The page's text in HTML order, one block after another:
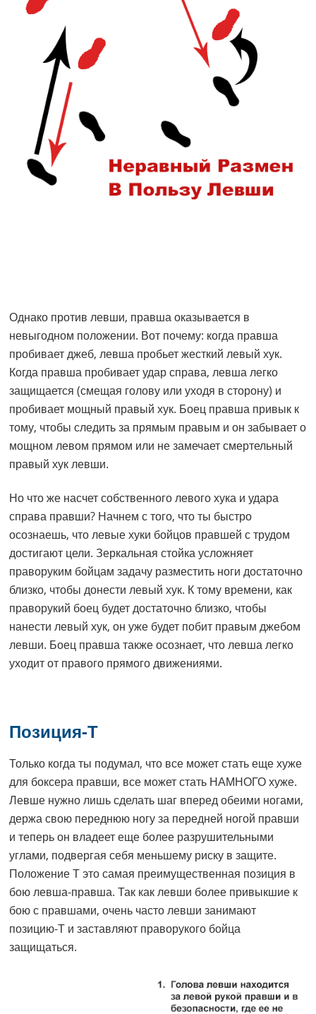
Однако против левши, правша оказывается в
невыгодном положении. Вот почему: когда правша
пробивает джеб, левша пробьет жесткий левый хук.
Когда правша пробивает удар справа, левша легко
защищается (смещая голову или уходя в сторону) и
пробивает мощный правый хук. Боец правша привык к
тому, чтобы следить за прямым правым и он забывает о
мощном левом прямом или не замечает смертельный
правый хук левши.
Но что же насчет собственного левого хука и удара
справа правши? Начнем с того, что ты быстро
осознаешь, что левые хуки бойцов правшей с трудом
достигают цели. Зеркальная стойка усложняет
праворуким бойцам задачу разместить ноги достаточно
близко, чтобы донести левый хук. К тому времени, как
праворукий боец будет достаточно близко, чтобы
нанести левый хук, он уже будет побит правым джебом
левши. Боец правша также осознает, что левша легко
уходит от правого прямого движениями.
Позиция-Т
Только когда ты подумал, что все может стать еще хуже
для боксера правши, все может стать НАМНОГО хуже.
Левше нужно лишь сделать шаг вперед обеими ногами,
держа свою переднюю ногу за передней ногой правши
и теперь он владеет еще более разрушительными
углами, подвергая себя меньшему риску в защите.
Положение Т это самая преимущественная позиция в
бою левша-правша. Так как левши более привыкшие к
бою с правшами, очень часто левши занимают
позицию-Т и заставляют праворукого бойца
защищаться.